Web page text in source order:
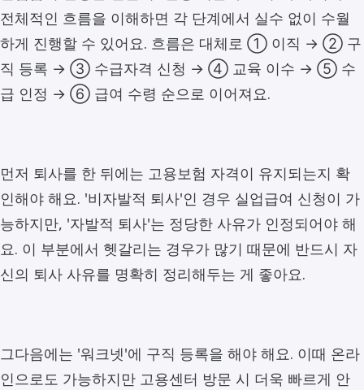
전체적인 흐름을 이해하면 각 단계에서 실수 없이 수월
하게 진행할 수 있어요. 흐름은 대체로 ① 이직 → ② 구
직 등록 → ③ 수급자격 신청 → ④ 교육 이수 → ⑤ 수
급 인정 → ⑥ 급여 수령 순으로 이어져요.
먼저 퇴사를 한 뒤에는 고용보험 자격이 유지되는지 확
인해야 해요. '비자발적 퇴사'인 경우 실업급여 신청이 가
능하지만, '자발적 퇴사'는 정당한 사유가 인정되어야 해
요. 이 부분에서 헷갈리는 경우가 많기 때문에 반드시 자
신의 퇴사 사유를 명확히 정리해두는 게 좋아요.
그다음에는 '워크넷'에 구직 등록을 해야 해요. 이때 온라
인으로도 가능하지만 고용센터 방문 시 더욱 빠르게 안